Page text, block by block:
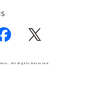
All Rights Reserved.